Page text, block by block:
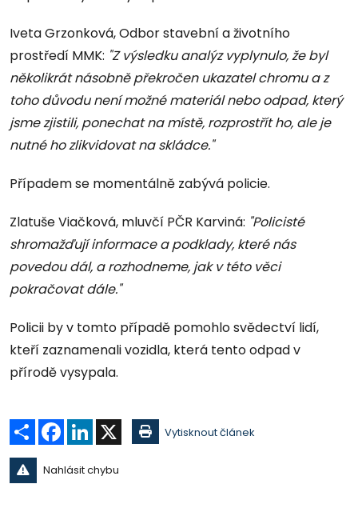
Iveta Grzonková, Odbor stavební a životního
prostředí MMK: "Z výsledku analýz vyplynulo, že byl
několikrát násobně překročen ukazatel chromu a z
toho důvodu není možné materiál nebo odpad, který
jsme zjistili, ponechat na místě, rozprostřít ho, ale je
nutné ho zlikvidovat na skládce."
Případem se momentálně zabývá policie.
Zlatuše Viačková, mluvčí PČR Karviná: "Policisté
shromažďují informace a podklady, které nás
povedou dál, a rozhodneme, jak v této věci
pokračovat dále."
Policii by v tomto případě pomohlo svědectví lidí,
kteří zaznamenali vozidla, která tento odpad v
přírodě vysypala.
Sdílet Facebook
LinkedIn Vytisknout článek
Nahlásit chybu